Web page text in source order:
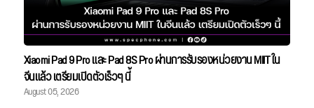
Xiaomi Pad 9 Pro และ Pad 8S Pro ผ่านการรับรองหน่วยงาน MIIT ใน
จีนแล้ว เตรียมเปิดตัวเร็วๆ นี้
August 05, 2026